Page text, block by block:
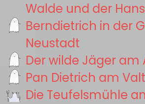
Walde und der
Berndietrich in der
Neustadt
Der wilde Jäger am
Pan Dietrich am
Die Teufelsmühle